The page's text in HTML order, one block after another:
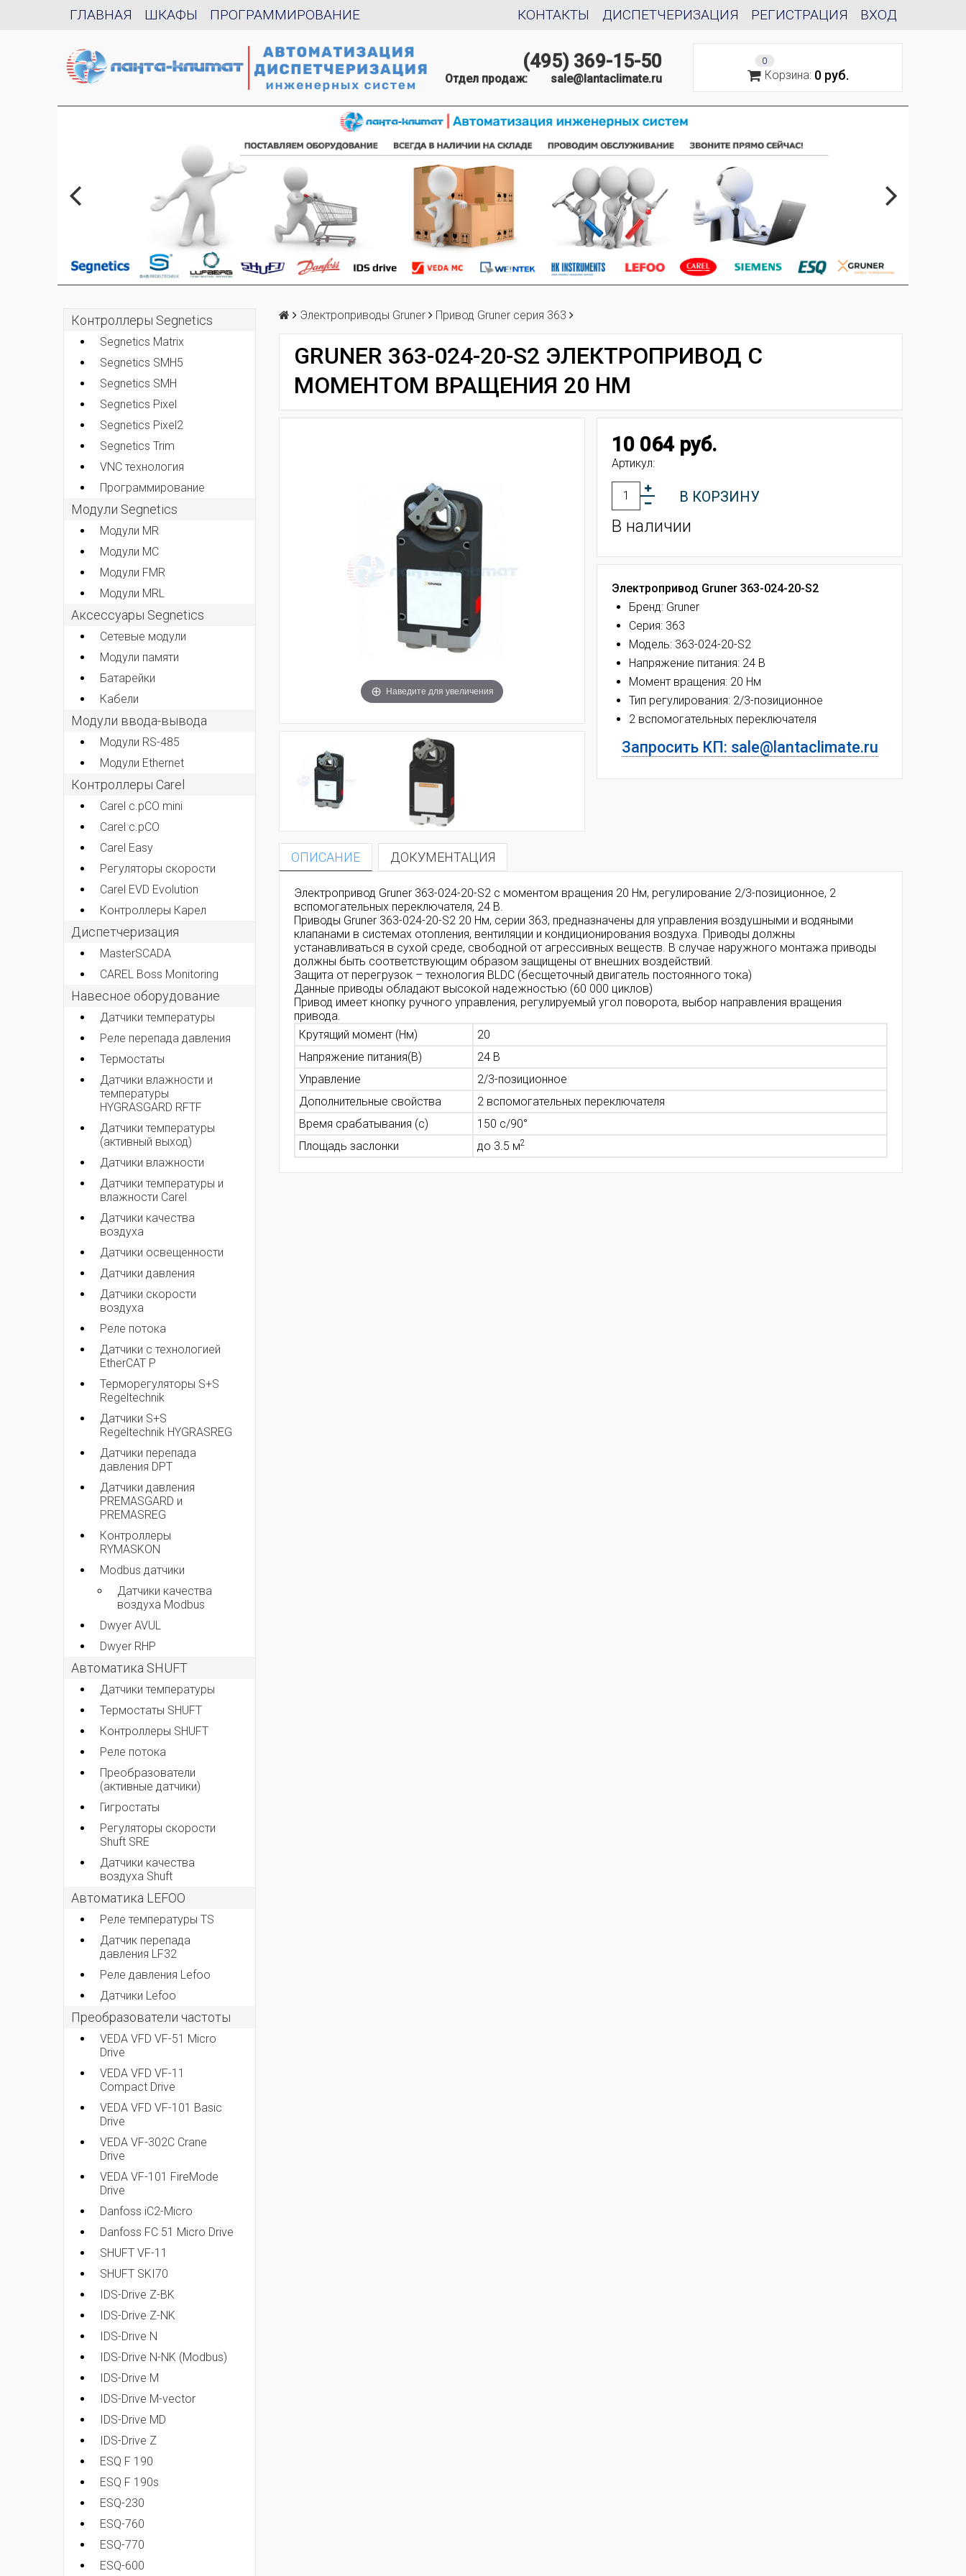
ГЛАВНАЯ ШКАФЫ ПРОГРАММИРОВАНИЕ ВХОД
РЕГИСТРАЦИЯ
ДИСПЕТЧЕРИЗАЦИЯ
КОНТАКТЫ
(495) 369-15-50
Отдел продаж: sale@lantaclimate.ru
0
Корзина: 0 руб.
Контроллеры Segnetics
Segnetics Matrix
Segnetics SMH5
Segnetics SMH
Segnetics Pixel
Segnetics Pixel2
Segnetics Trim
VNC технология
Программирование
Модули Segnetics
Модули MR
Модули MC
Модули FMR
Модули MRL
Аксессуары Segnetics
Сетевые модули
Модули памяти
Батарейки
Кабели
Модули ввода-вывода
Модули RS-485
Модули Ethernet
Контроллеры Carel
Carel c.pCO mini
Carel c.pCO
Carel Easy
Регуляторы скорости
Carel EVD Evolution
Контроллеры Карел
Диспетчеризация
MasterSCADA
CAREL Boss Monitoring
Навесное оборудование
Датчики температуры
Реле перепада давления
Термостаты
Датчики влажности и
температуры
HYGRASGARD RFTF
Датчики температуры
(активный выход)
Датчики влажности
Датчики температуры и
влажности Carel
Датчики качества
воздуха
Датчики освещенности
Датчики давления
Датчики скорости
воздуха
Реле потока
Датчики с технологией
EtherCAT P
Терморегуляторы S+S
Regeltechnik
Датчики S+S
Regeltechnik HYGRASREG
Датчики перепада
давления DPT
Датчики давления
PREMASGARD и
PREMASREG
Контроллеры
RYMASKON
Modbus датчики
Датчики качества
воздуха Modbus
Dwyer AVUL
Dwyer RHP
Автоматика SHUFT
Датчики температуры
Термостаты SHUFT
Контроллеры SHUFT
Реле потока
Преобразователи
(активные датчики)
Гигростаты
Регуляторы скорости
Shuft SRE
Датчики качества
воздуха Shuft
Автоматика LEFOO
Реле температуры TS
Датчик перепада
давления LF32
Реле давления Lefoo
Датчики Lefoo
Преобразователи частоты
VEDA VFD VF-51 Micro
Drive
VEDA VFD VF-11
Compact Drive
VEDA VFD VF-101 Basic
Drive
VEDA VF-302C Crane
Drive
VEDA VF-101 FireMode
Drive
Danfoss iC2-Micro
Danfoss FC 51 Micro Drive
SHUFT VF-11
SHUFT SKI70
IDS-Drive Z-BK
IDS-Drive Z-NK
IDS-Drive N
IDS-Drive N-NK (Modbus)
IDS-Drive M
IDS-Drive M-vector
IDS-Drive MD
IDS-Drive Z
ESQ F 190
ESQ F 190s
ESQ-230
ESQ-760
ESQ-770
ESQ-600
Электроприводы Gruner Привод Gruner серия 363
GRUNER 363-024-20-S2 ЭЛЕКТРОПРИВОД С
МОМЕНТОМ ВРАЩЕНИЯ 20 НМ
Наведите для увеличения
10 064 руб.
Артикул:
В КОРЗИНУ
В наличии
Электропривод Gruner 363-024-20-S2
Бренд: Gruner
Серия: 363
Модель: 363-024-20-S2
Напряжение питания: 24 В
Момент вращения: 20 Нм
Тип регулирования: 2/3-позиционное
2 вспомогательных переключателя
Запросить КП: sale@lantaclimate.ru
ОПИСАНИЕ ДОКУМЕНТАЦИЯ
Электропривод Gruner 363-024-20-S2 с моментом вращения 20 Нм, регулирование 2/3-позиционное, 2
вспомогательных переключателя, 24 В.
Приводы Gruner 363-024-20-S2 20 Нм, серии 363, предназначены для управления воздушными и водяными
клапанами в системах отопления, вентиляции и кондиционирования воздуха. Приводы должны
устанавливаться в сухой среде, свободной от агрессивных веществ. В случае наружного монтажа приводы
должны быть соответствующим образом защищены от внешних воздействий.
Защита от перегрузок – технология BLDC (бесщеточный двигатель постоянного тока)
Данные приводы обладают высокой надежностью (60 000 циклов)
Привод имеет кнопку ручного управления, регулируемый угол поворота, выбор направления вращения
привода.
Крутящий момент (Нм)
20
Напряжение питания(В)
24 В
Управление
2/3-позиционное
Дополнительные свойства
2 вспомогательных переключателя
Время срабатывания (с)
150 с/90°
Площадь заслонки
до 3.5 м2